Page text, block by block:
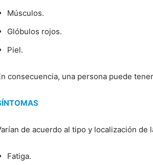
Músculos.
Glóbulos rojos.
Piel.
consecuencia, una persona puede
de acuerdo al tipo y localización
Fatiga.